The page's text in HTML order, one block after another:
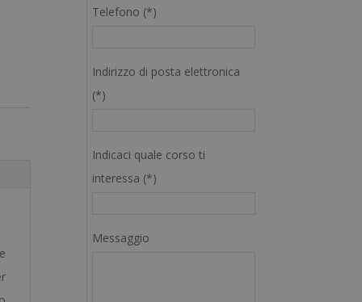
Telefono (*)
Indirizzo di posta elettronica
(*)
Indicaci quale corso ti
interessa (*)
Messaggio